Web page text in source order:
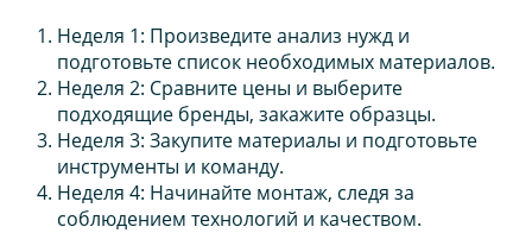
Неделя 1: Произведите анализ нужд и
подготовьте список необходимых материалов.
Неделя 2: Сравните цены и выберите
подходящие бренды, закажите образцы.
Неделя 3: Закупите материалы и подготовьте
инструменты и команду.
Неделя 4: Начинайте монтаж, следя за
соблюдением технологий и качеством.